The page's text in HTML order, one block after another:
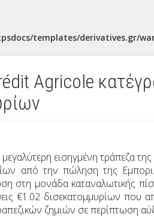
templates/derivatives.gr/
Agricole
μεγαλύτερη εισηγμένη τράπεζα
από την πώληση της
στη μονάδα καταναλωτικής
€1.02 δισεκατομμυρίων
ζημιών σε περίπτωση